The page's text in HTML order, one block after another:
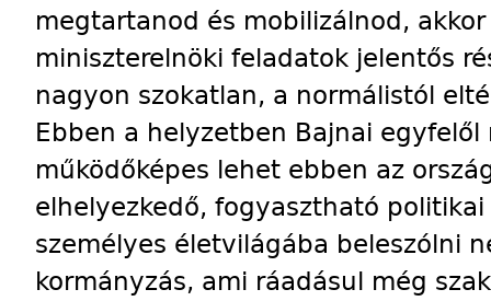
megtartanod és mobilizálnod,
miniszterelnöki feladatok jelentős
nagyon szokatlan, a normálistól
Ebben a helyzetben Bajnai
működőképes lehet ebben az
elhelyezkedő, fogyasztható
személyes életvilágába beleszólni
kormányzás, ami ráadásul még